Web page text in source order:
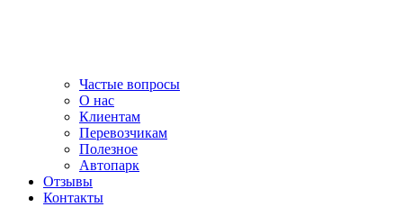
Частые вопросы
О нас
Клиентам
Перевозчикам
Полезное
Автопарк
Отзывы
Контакты